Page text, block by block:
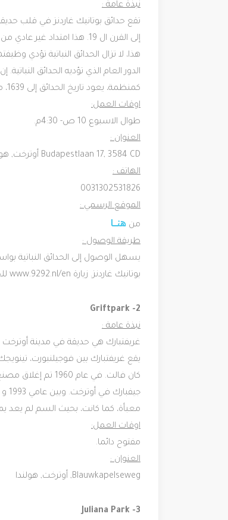
نبذة عامة :
تقع حدائق بوتانيك غاردنز في قلب
إلى القرن ال 19. هذا
هذا، لا تزال الحدائق النباتية تؤدي
الدور العام الذي تؤديه الحدائق
كمنظمة، يعود تاريخ الحدائق إلى 1639، مما يجعلها واحدة من أقدم الحدائق النباتية في كل من هولندا.
اوقات العمل:
طوال الاسبوع 10 ص- 4:30م.
العنوان :
‪Budapestlaan 17‬, 3584 CD أوترخت,‎ هولندا‬‬
الهاتف :
0031302531826
الموقع الرسمي :
من هنـــــا
طريقة الوصول :
يسهل الوصول إلى الحدائق النباتية
بوتانيك غاردنز. زيارة www.9292.nl/en للحصول على أحدث المعلومات النقل.
2- ‪Griftpark‬‬‬‬
نبذة عامة :
غريفتبارك هي حديقة في مدينة
كان فالت. في
معبأة، كما كانت، بحيث السم لم
اوقات العمل:
مفتوح دائما.
العنوان :
‪Blauwkapelseweg‬, أوترخت,‎ هولندا‬‬‬
3- ‪Juliana Park‬‬‬